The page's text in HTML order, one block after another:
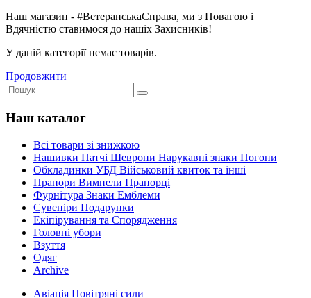
Наш магазин - #ВетеранськаСправа, ми з Повагою і
Вдячністю ставимося до нашіх Захисників!
У даній категорії немає товарів.
Продовжити
Наш каталог
Всі товари зі знижкою
Нашивки Патчі Шеврони Нарукавні знаки Погони
Обкладинки УБД Військовий квиток та інші
Прапори Вимпели Прапорці
Фурнітура Знаки Емблеми
Сувеніри Подарунки
Екіпірування та Спорядження
Головні убори
Взуття
Одяг
Archive
Авіація Повітряні сили